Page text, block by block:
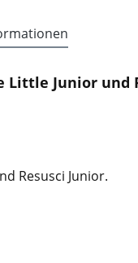
Junior und
Resusci Junior.